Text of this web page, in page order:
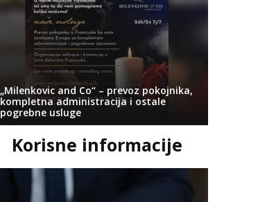
„Milenkovic and Co“ – prevoz pokojnika,
kompletna administracija i ostale
pogrebne usluge
Korisne informacije